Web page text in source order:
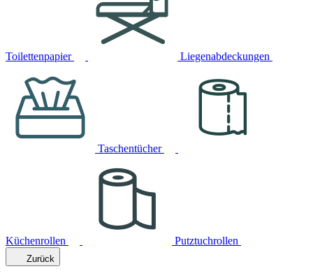
Toilettenpapier Liegenabdeckungen
Taschentücher
Küchenrollen Putztuchrollen
Zurück